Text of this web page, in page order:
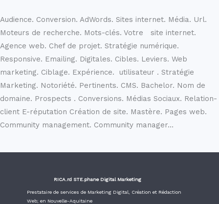
Audience. Conversion. AdWords. Sites internet. Média. Url.
Moteurs de recherche. Mots-clés. Votre site internet.
Agence web. Chef de projet. Stratégie numérique.
Responsive. Emailing. Digitales. Cibles. Leviers. Web
marketing. Ciblage. Expérience. utilisateur . Stratégie
Marketing. Notoriété. Pertinents. CMS. Bachelor. Nom de
domaine. Prospects . Conversions. Médias Sociaux. Relation-
client E-réputation Création de site. Mastère. Pages web.
Community management. Community manager…
RICA.rd STE.phane Digital Marketing
Prestataire de services de Marketing Digital, Création et Rédaction
Web; en Nouvelle-Aquitaine